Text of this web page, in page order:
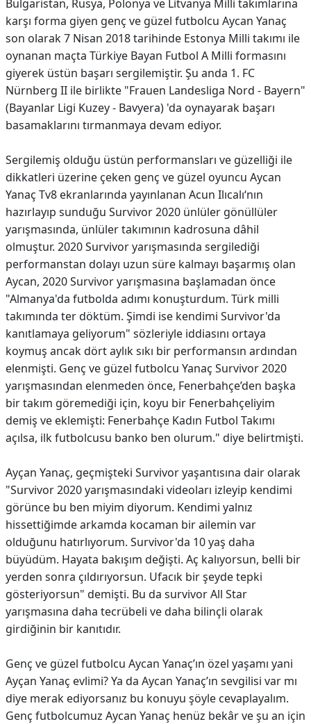
Bulgaristan, Rusya, Polonya ve Litvanya Milli takımlarına
karşı forma giyen genç ve güzel futbolcu Aycan Yanaç
son olarak 7 Nisan 2018 tarihinde Estonya Milli takımı ile
oynanan maçta Türkiye Bayan Futbol A Milli formasını
giyerek üstün başarı sergilemiştir. Şu anda 1. FC
Nürnberg II ile birlikte "Frauen Landesliga Nord - Bayern"
(Bayanlar Ligi Kuzey - Bavyera) 'da oynayarak başarı
basamaklarını tırmanmaya devam ediyor.
Sergilemiş olduğu üstün performansları ve güzelliği ile
dikkatleri üzerine çeken genç ve güzel oyuncu Aycan
Yanaç Tv8 ekranlarında yayınlanan Acun Ilıcalı‘nın
hazırlayıp sunduğu Survivor 2020 ünlüler gönüllüler
yarışmasında, ünlüler takımının kadrosuna dâhil
olmuştur. 2020 Survivor yarışmasında sergilediği
performanstan dolayı uzun süre kalmayı başarmış olan
Aycan, 2020 Survivor yarışmasına başlamadan önce
"Almanya'da futbolda adımı konuşturdum. Türk milli
takımında ter döktüm. Şimdi ise kendimi Survivor'da
kanıtlamaya geliyorum" sözleriyle iddiasını ortaya
koymuş ancak dört aylık sıkı bir performansın ardından
elenmişti. Genç ve güzel futbolcu Yanaç Survivor 2020
yarışmasından elenmeden önce, Fenerbahçe’den başka
bir takım göremediği için, koyu bir Fenerbahçeliyim
demiş ve eklemişti: Fenerbahçe Kadın Futbol Takımı
açılsa, ilk futbolcusu banko ben olurum." diye belirtmişti.
Ayçan Yanaç, geçmişteki Survivor yaşantısına dair olarak
"Survivor 2020 yarışmasındaki videoları izleyip kendimi
görünce bu ben miyim diyorum. Kendimi yalnız
hissettiğimde arkamda kocaman bir ailemin var
olduğunu hatırlıyorum. Survivor'da 10 yaş daha
büyüdüm. Hayata bakışım değişti. Aç kalıyorsun, belli bir
yerden sonra çıldırıyorsun. Ufacık bir şeyde tepki
gösteriyorsun" demişti. Bu da survivor All Star
yarışmasına daha tecrübeli ve daha bilinçli olarak
girdiğinin bir kanıtıdır.
Genç ve güzel futbolcu Aycan Yanaç’ın özel yaşamı yani
Ayçan Yanaç evlimi? Ya da Aycan Yanaç’ın sevgilisi var mı
diye merak ediyorsanız bu konuyu şöyle cevaplayalım.
Genç futbolcumuz Aycan Yanaç henüz bekâr ve şu an için